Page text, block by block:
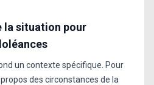
la situation pour
un contexte spécifique. Pour
des circonstances de la